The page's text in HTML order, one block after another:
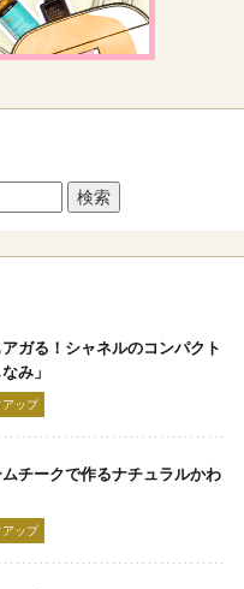
検索
ガる！シャネルのコンパクト
み」
アップ
チークで作るナチュラルかわ
アップ